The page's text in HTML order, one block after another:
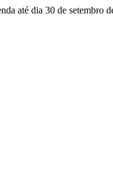
até dia 30 de setembro